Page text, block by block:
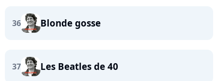
36 Blonde gosse
37 Les Beatles de 40